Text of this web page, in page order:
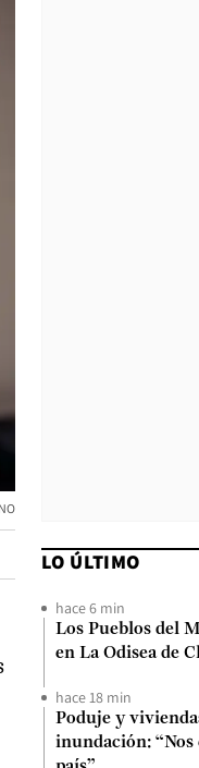
LO ÚLTIMO
hace 6 min
Los Pueblos del
en La Odisea de
hace 18 min
Poduje y
inundación: “Nos